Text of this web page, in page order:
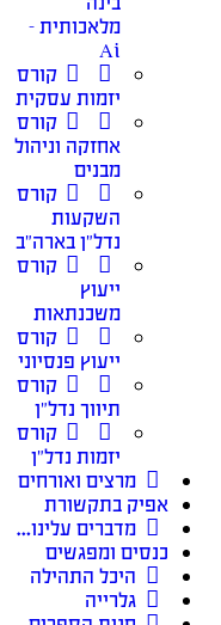
מלאכותית –
Ai
קורס
יזמות עסקית
קורס
אחזקה וניהול
מבנים
קורס
השקעות
נדל״ן בארה״ב
קורס
ייעוץ
משכנתאות
קורס
ייעוץ פנסיוני
קורס
תיווך נדל״ן
קורס
יזמות נדל״ן
מרצים ואורחים
אפיק בתקשורת
מדברים עלינו…
כנסים ומפגשים
היכל התהילה
גלרייה